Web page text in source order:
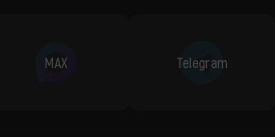
MAX Telegram